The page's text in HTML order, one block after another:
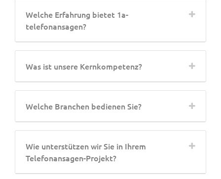
Welche Erfahrung bietet 1a-
telefonansagen?
Was ist unsere Kernkompetenz?
Welche Branchen bedienen Sie?
Wie unterstützen wir Sie in Ihrem
Telefonansagen-Projekt?